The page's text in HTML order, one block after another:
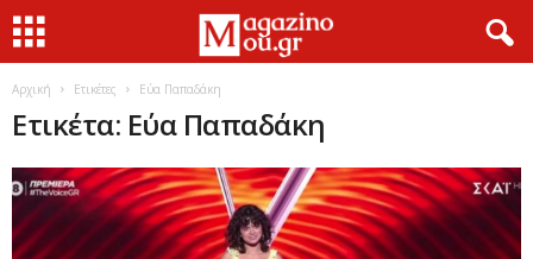
Αρχική Ετικέτες Εύα Παπαδάκη
Ετικέτα: Εύα Παπαδάκη